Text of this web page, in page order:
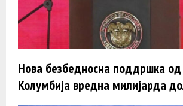
Нова безбедносна поддршка
Колумбија вредна милијарда